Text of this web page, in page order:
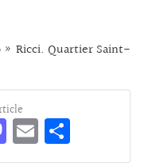
Ricci. Quartier Saint-
M
as
E
m rt